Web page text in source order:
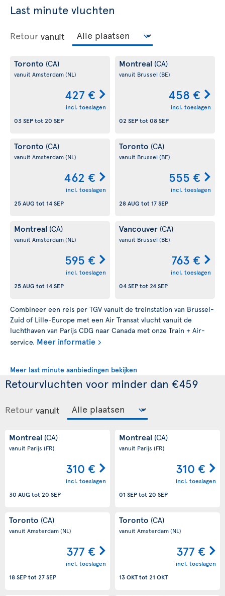
Last minute vluchten
Retour vanuit
Toronto (CA)
vanuit Amsterdam(NL)
427 €
incl. toeslagen
03 SEPtot 20 SEP
Montreal (CA)
vanuit Brussel (BE)
458 €
incl. toeslagen
02 SEPtot 08 SEP
Toronto (CA)
vanuit Amsterdam(NL)
462 €
incl. toeslagen
25 AUG tot 14 SEP
Toronto (CA)
vanuit Brussel (BE)
555 €
incl. toeslagen
28 AUG tot 17 SEP
Montreal (CA)
vanuit Amsterdam(NL)
595 €
incl. toeslagen
25 AUG tot 14 SEP
Vancouver (CA)
vanuit Brussel (BE)
763 €
incl. toeslagen
04 SEPtot 24 SEP
Combineer een reis per TGV vanuit de treinstation van Brussel-
Zuid of Lille-Europe met een Air Transat vlucht vanuit de
luchthaven van Parijs CDG naar Canada met onze Train + Air-
service. Meer informatie
Meer last minute aanbiedingen bekijken
Retourvluchten voor minder dan €459
Retour vanuit
Montreal (CA)
vanuit Parijs (FR)
310 €
incl. toeslagen
30 AUG tot 20 SEP
Montreal (CA)
vanuit Parijs (FR)
310 €
incl. toeslagen
01 SEPtot 20 SEP
Toronto (CA)
vanuit Amsterdam(NL)
377 €
incl. toeslagen
18 SEPtot 27 SEP
Toronto (CA)
vanuit Amsterdam(NL)
377 €
incl. toeslagen
13 OKTtot 21 OKT